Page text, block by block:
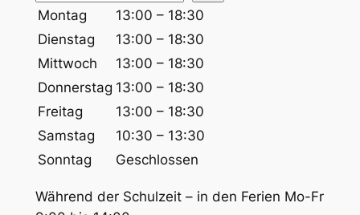
u
c
e
n
Montag
13:00 – 18:30
Dienstag
13:00 – 18:30
Mittwoch
13:00 – 18:30
Donnerstag 13:00 – 18:30
Freitag
13:00 – 18:30
Samstag
10:30 – 13:30
Sonntag
Geschlossen
Während der Schulzeit – in den Ferien Mo-Fr